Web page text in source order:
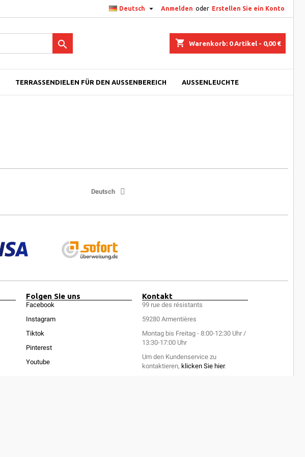
Anmelden oder Erstellen Sie ein Konto
Deutsch 
shopping_cart Warenkorb: 0Artikel - 0,00 €

TERRASSENDIELEN FÜR DEN AUSSENBEREICH AUSSENLEUCHTE
Deutsch
Folgen Sie uns
Facebook
Instagram
Tiktok
Pinterest
Youtube
Kontakt
99 rue des résistants
59280 Armentières
Montag bis Freitag - 8:00-12:30 Uhr /
13:30-17:00 Uhr
Um den Kundenservice zu
kontaktieren, klicken Sie hier.